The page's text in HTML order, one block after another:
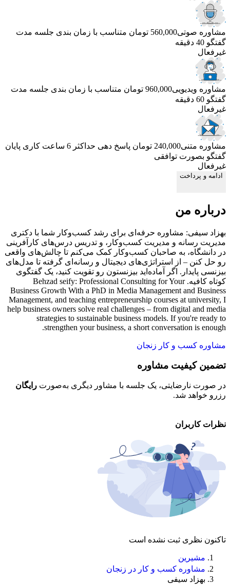
مشاوره صوتی560,000 تومان متناسب با زمان بندی جلسه مدت
گفتگو 40 دقیقه
غیرفعال
مشاوره ویدیویی960,000 تومان متناسب با زمان بندی جلسه مدت
گفتگو 60 دقیقه
غیرفعال
مشاوره متنی240,000 تومان پاسخ دهی حداکثر 6 ساعت کاری
پایان
گفتگو بصورت توافقی
غیرفعال
ادامه و پرداخت
درباره من
بهزاد سیفی: مشاوره حرفه‌ای برای رشد کسب‌وکار شما با دکتری
مدیریت رسانه و مدیریت کسب‌وکار، و تدریس درس‌های کارآفرینی
در دانشگاه، به صاحبان کسب‌وکار کمک می‌کنم تا چالش‌های واقعی
رو حل کنن – از استراتژی‌های دیجیتال و رسانه‌ای گرفته تا مدل‌های
بیزنسی پایدار. اگر آماده‌اید بیزنستون رو تقویت کنید، یک گفتگوی
کوتاه کافیه. Behzad seify: Professional Consulting for Your
Business Growth With a PhD in Media Management and Business
Management, and teaching entrepreneurship courses at university, I
help business owners solve real challenges – from digital and media
strategies to sustainable business models. If you're ready to
strengthen your business, a short conversation is enough.
مشاوره کسب و کار زنجان
تضمین کیفیت مشاوره
در صورت نارضایتی، یک جلسه با مشاور دیگری به‌صورت رایگان
رزرو خواهد شد.
نظرات کاربران
تاکنون نظری ثبت نشده است
مشیرین
مشاوره کسب و کار در زنجان
بهزاد سیفی